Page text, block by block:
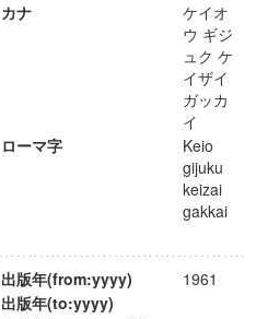
カナ
ケイオ
ウ ギジ
ュク ケ
イザイ
ガッカ
イ
ローマ字
Keio
gijuku
keizai
gakkai
出版年(from:yyyy)
1961
出版年(to:yyyy)